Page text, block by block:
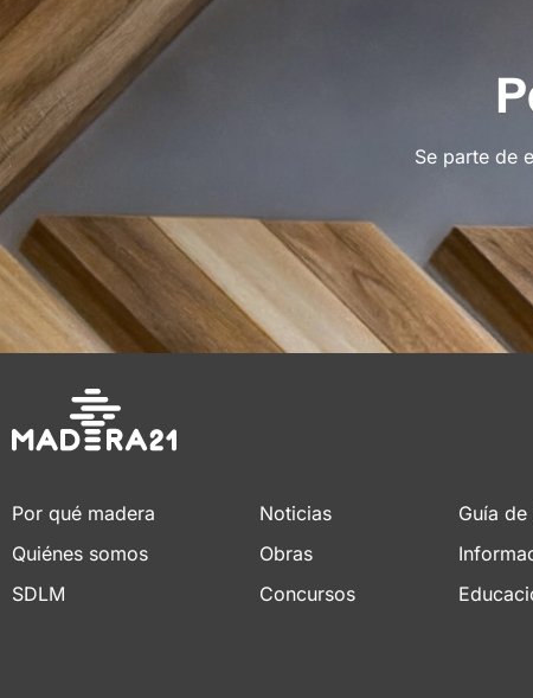
Se parte de
Por qué madera
Quiénes somos
SDLM
Noticias
Obras
Concursos
Guía